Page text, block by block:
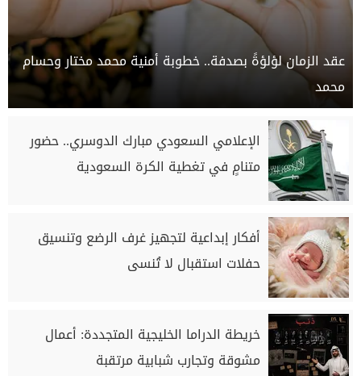
عقد الزمان لؤلؤةً بصدفة.. خطوبة أمنية محمد مختار وحسام
محمد
الإعلامي السعودي مبارك الدوسري.. حضور
متنامٍ في تغطية الكرة السعودية
أفكار إبداعية لتجهيز غرف الرضع وتنسيق
حفلات استقبال لا تُنسى
خريطة الدراما الخليجية المتجددة: أعمال
مشوقة وتجارب شبابية مرتقبة